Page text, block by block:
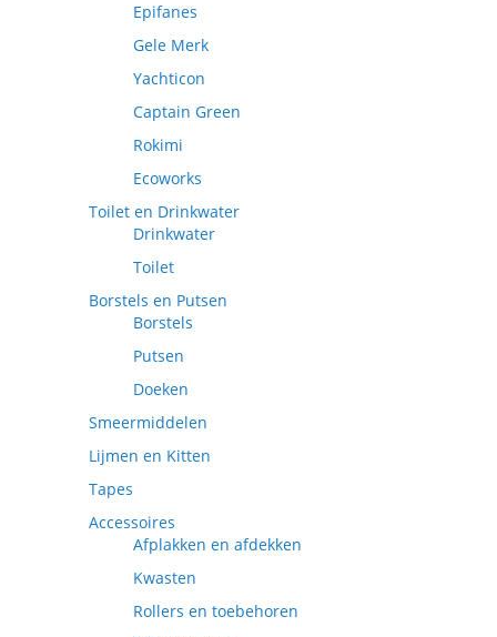
Epifanes
Gele Merk
Yachticon
Captain Green
Rokimi
Ecoworks
Toilet en Drinkwater
Drinkwater
Toilet
Borstels en Putsen
Borstels
Putsen
Doeken
Smeermiddelen
Lijmen en Kitten
Tapes
Accessoires
Afplakken en afdekken
Kwasten
Rollers en toebehoren